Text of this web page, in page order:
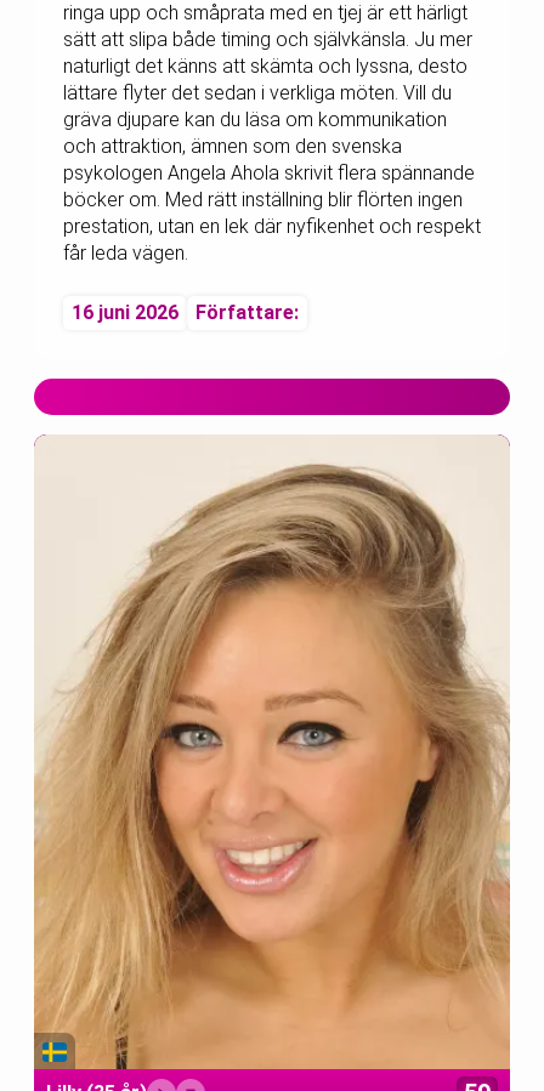
ringa upp och småprata med en tjej är ett härligt
sätt att slipa både timing och självkänsla. Ju mer
naturligt det känns att skämta och lyssna, desto
lättare flyter det sedan i verkliga möten. Vill du
gräva djupare kan du läsa om kommunikation
och attraktion, ämnen som den svenska
psykologen Angela Ahola skrivit flera spännande
böcker om. Med rätt inställning blir flörten ingen
prestation, utan en lek där nyfikenhet och respekt
får leda vägen.
16 juni 2026 Författare: